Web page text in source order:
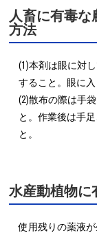
人畜に有毒
方法
(1)本剤は眼に対
すること。眼に
(2)散布の際は手
と。作業後は手
と。
水産動植物に
使用残りの薬液